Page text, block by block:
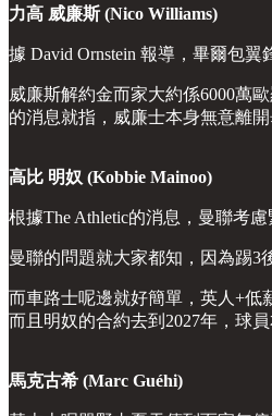
力高 威廉斯 (Nico Williams)
據 David Ornstein 報導，畢爾包
威廉斯解約金而家大約係6000萬
的消息就指，威廉士本身無意離
高比 明奴 (Kobbie Mainoo)
根據The Athletic的消息，曼聯考
曼聯的問題就大家都知，因為踢3
而車路士呢邊就好簡單，英人+低
而且明奴的合約去到2027年，球
馬克古希 (Marc Guéhi)